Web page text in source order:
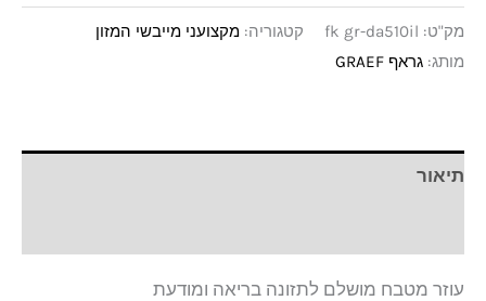
מק"ט: fk gr-da510il קטגוריה: מקצועני מייבשי המזון
מותג: גראף GRAEF
תיאור
עוזר מטבח מושלם לתזונה בריאה ומודעת